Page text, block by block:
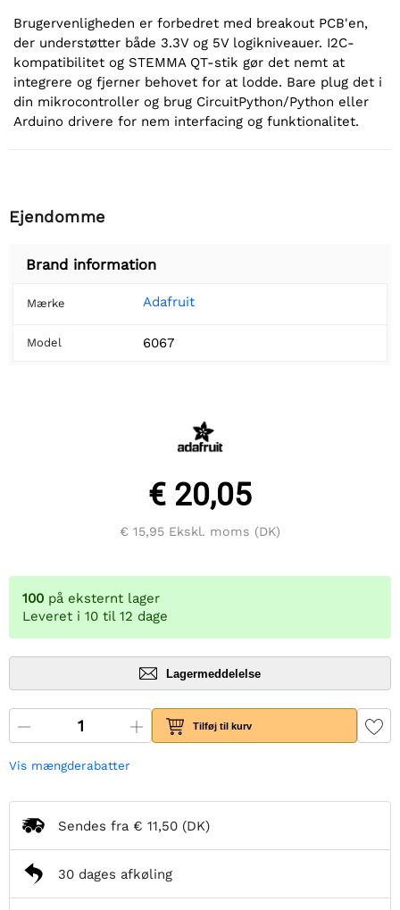
Brugervenligheden er forbedret med breakout PCB'en,
der understøtter både 3.3V og 5V logikniveauer. I2C-
kompatibilitet og STEMMA QT-stik gør det nemt at
integrere og fjerner behovet for at lodde. Bare plug det i
din mikrocontroller og brug CircuitPython/Python eller
Arduino drivere for nem interfacing og funktionalitet.
Ejendomme
Brand information
Mærke Adafruit
Model 6067
€ 20,05
€ 15,95 Ekskl. moms (DK)
100 på eksternt lager
Leveret i 10 til 12 dage
Lagermeddelelse
Tilføj til kurv
Vis mængderabatter
Sendes fra € 11,50 (DK)
30 dages afkøling